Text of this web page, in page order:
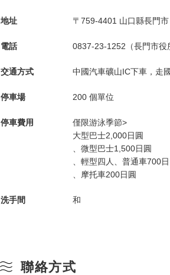
地址 〒759-4401 山口縣長門
電話 0837-23-1252（長門市役
交通方式 中國汽車礦山IC下車，走
停車場 200 個單位
停車費用
僅限游泳季節>
大型巴士2,000日圓
、微型巴士1,500日圓
、輕型四人、普通車700
、摩托車200日圓
洗手間 和
聯絡方式